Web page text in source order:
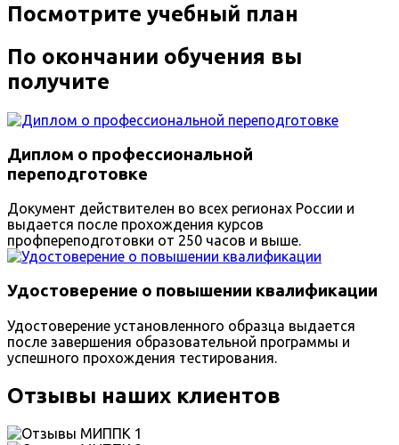
Посмотрите учебный план
По окончании обучения вы
получите
Диплом о профессиональной
переподготовке
Документ действителен во всех регионах России и
выдается после прохождения курсов
профпереподготовки от 250 часов и выше.
Удостоверение о повышении квалификации
Удостоверение установленного образца выдается
после завершения образовательной программы и
успешного прохождения тестирования.
Отзывы наших клиентов